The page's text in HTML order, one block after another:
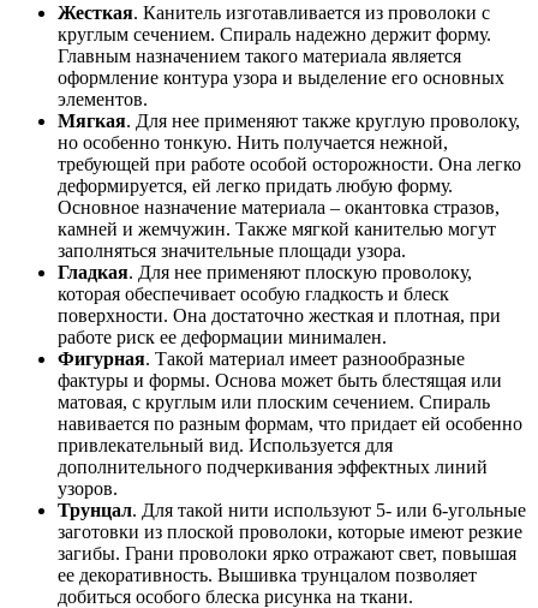
Жесткая. Канитель изготавливается из проволоки с
круглым сечением. Спираль надежно держит форму.
Главным назначением такого материала является
оформление контура узора и выделение его основных
элементов.
Мягкая. Для нее применяют также круглую проволоку,
но особенно тонкую. Нить получается нежной,
требующей при работе особой осторожности. Она легко
деформируется, ей легко придать любую форму.
Основное назначение материала – окантовка стразов,
камней и жемчужин. Также мягкой канителью могут
заполняться значительные площади узора.
Гладкая. Для нее применяют плоскую проволоку,
которая обеспечивает особую гладкость и блеск
поверхности. Она достаточно жесткая и плотная, при
работе риск ее деформации минимален.
Фигурная. Такой материал имеет разнообразные
фактуры и формы. Основа может быть блестящая или
матовая, с круглым или плоским сечением. Спираль
навивается по разным формам, что придает ей особенно
привлекательный вид. Используется для
дополнительного подчеркивания эффектных линий
узоров.
Трунцал. Для такой нити используют 5- или 6-угольные
заготовки из плоской проволоки, которые имеют резкие
загибы. Грани проволоки ярко отражают свет, повышая
ее декоративность. Вышивка трунцалом позволяет
добиться особого блеска рисунка на ткани.